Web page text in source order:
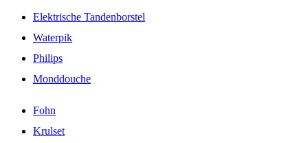
Elektrische Tandenborstel
Waterpik
Philips
Monddouche
Fohn
Krulset